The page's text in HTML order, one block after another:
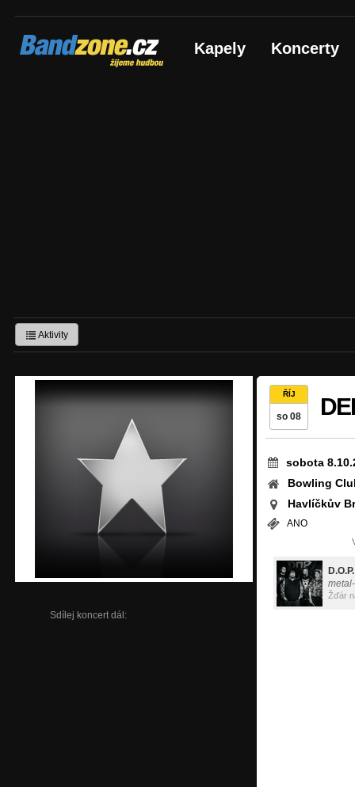
Bandzone.cz
žijeme hudbou Kapely Koncerty
Aktivity
Sdílej koncert dál:
ŘÍJ
so 08
sobota
Bowling
Havlíčkův
ANO
D.O.P.
Žďár